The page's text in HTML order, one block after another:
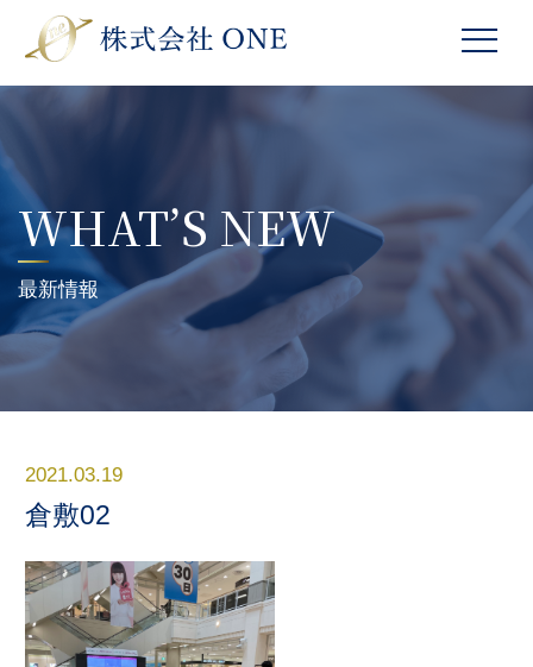
WHAT’S NEW
最新情報
2021.03.19
倉敷02